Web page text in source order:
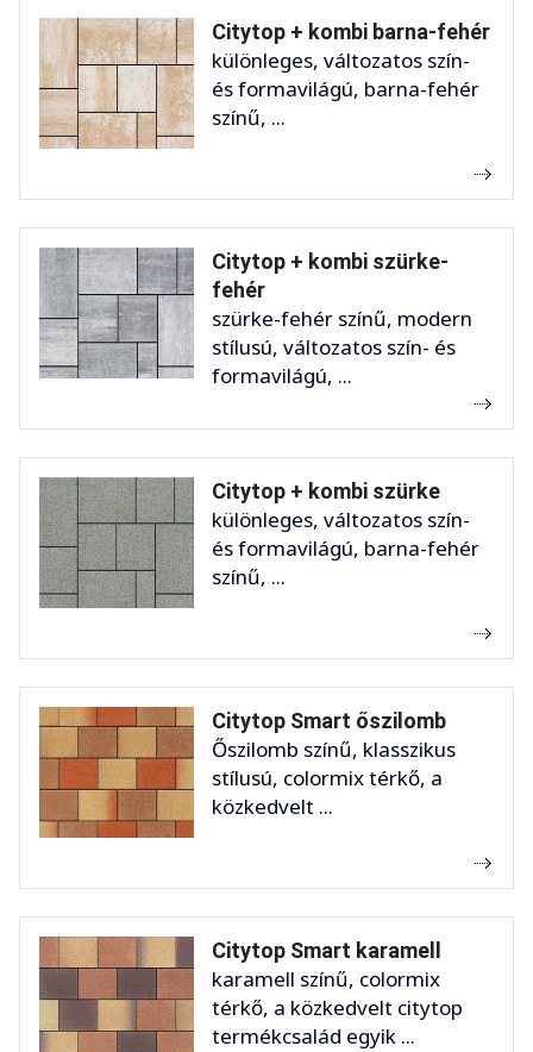
Citytop + kombi barna-fehér
különleges, változatos szín-
és formavilágú, barna-fehér
színű, ...
Citytop + kombi szürke-
fehér
szürke-fehér színű, modern
stílusú, változatos szín- és
formavilágú, ...
Citytop + kombi szürke
különleges, változatos szín-
és formavilágú, barna-fehér
színű, ...
Citytop Smart őszilomb
Őszilomb színű, klasszikus
stílusú, colormix térkő, a
közkedvelt ...
Citytop Smart karamell
karamell színű, colormix
térkő, a közkedvelt citytop
termékcsalád egyik ...